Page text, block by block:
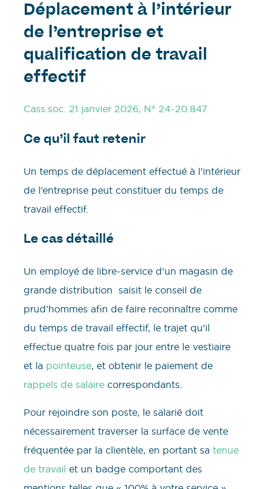
Déplacement à l’intérieur
de l’entreprise et
qualification de travail
effectif
Cass.soc. 21 janvier 2026, N° 24-20.847
Ce qu’il faut retenir
Un temps de déplacement effectué à l’intérieur
de l’entreprise peut constituer du temps de
travail effectif.
Le cas détaillé
Un employé de libre-service d’un magasin de
grande distribution saisit le conseil de
prud’hommes afin de faire reconnaître comme
du temps de travail effectif, le trajet qu’il
effectue quatre fois par jour entre le vestiaire
et la pointeuse, et obtenir le paiement de
rappels de salaire correspondants.
Pour rejoindre son poste, le salarié doit
nécessairement traverser la surface de vente
fréquentée par la clientèle, en portant sa tenue
de travail et un badge comportant des